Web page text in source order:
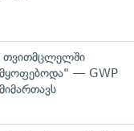
თვითმცლელში
— GWP